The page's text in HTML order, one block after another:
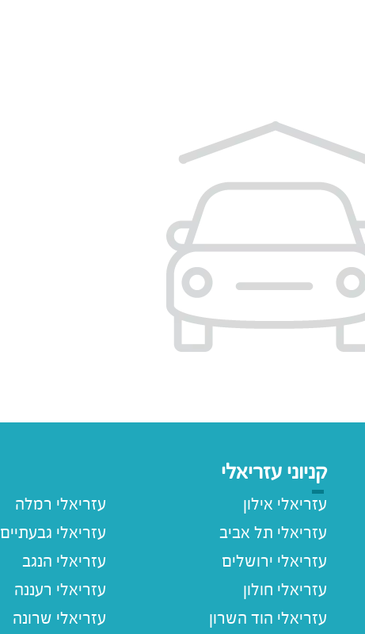
קניוני עזריאלי
עזריאלי אילון
עזריאלי תל אביב
עזריאלי ירושלים
עזריאלי חולון
עזריאלי הוד השרון
עזריאלי רמלה
עזריאלי גבעתיים
עזריאלי הנגב
עזריאלי רעננה
עזריאלי שרונה